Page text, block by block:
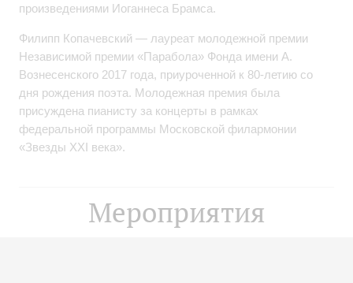
произведениями Иоганнеса Брамса.
Филипп Копачевский — лауреат молодежной премии
Независимой премии «Парабола» Фонда имени А.
Вознесенского 2017 года, приуроченной к 80-летию со
дня рождения поэта. Молодежная премия была
присуждена пианисту за концерты в рамках
федеральной программы Московской филармонии
«Звезды XXI века».
Мероприятия